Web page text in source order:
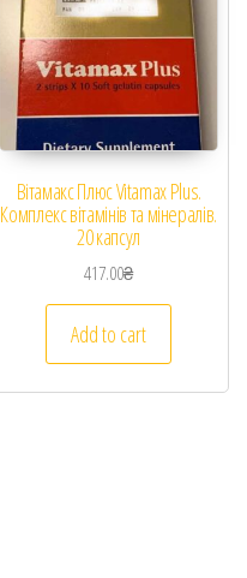
Вітамакс Плюс Vitamax Plus.
Комплекс вітамінів та мінералів.
20 капсул
417.00₴
Add to cart